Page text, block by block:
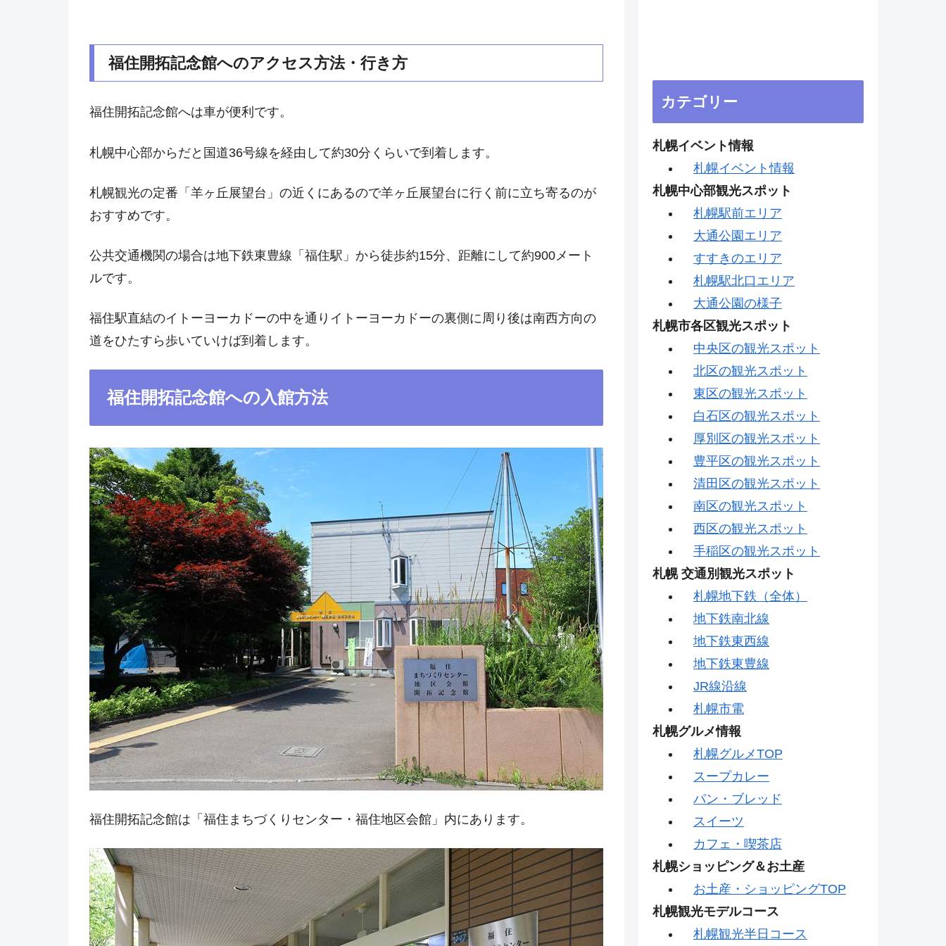
福住開拓記念館へのアクセス方法・行き方
福住開拓記念館へは車が便利です。
札幌中心部からだと国道36号線を経由して約30分くらいで到着します。
札幌観光の定番「羊ヶ丘展望台」の近くにあるので羊ヶ丘展望台に行く前に立ち寄るのが
おすすめです。
公共交通機関の場合は地下鉄東豊線「福住駅」から徒歩約15分、距離にして約900メート
ルです。
福住駅直結のイトーヨーカドーの中を通りイトーヨーカドーの裏側に周り後は南西方向の
道をひたすら歩いていけば到着します。
福住開拓記念館への入館方法
福住開拓記念館は「福住まちづくりセンター・福住地区会館」内にあります。
カテゴリー
札幌イベント情報
札幌イベント情報
札幌中心部観光スポット
札幌駅前エリア
大通公園エリア
すすきのエリア
札幌駅北口エリア
大通公園の様子
札幌市各区観光スポット
中央区の観光スポット
北区の観光スポット
東区の観光スポット
白石区の観光スポット
厚別区の観光スポット
豊平区の観光スポット
清田区の観光スポット
南区の観光スポット
西区の観光スポット
手稲区の観光スポット
札幌 交通別観光スポット
札幌地下鉄（全体）
地下鉄南北線
地下鉄東西線
地下鉄東豊線
JR線沿線
札幌市電
札幌グルメ情報
札幌グルメTOP
スープカレー
パン・ブレッド
スイーツ
カフェ・喫茶店
札幌ショッピング＆お土産
お土産・ショッピングTOP
札幌観光モデルコース
札幌観光半日コース